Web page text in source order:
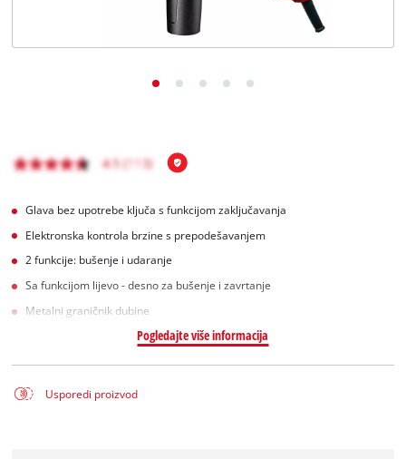
Glava bez upotrebe ključa s funkcijom zaključavanja
Elektronska kontrola brzine s prepodešavanjem
2 funkcije: bušenje i udaranje
Sa funkcijom lijevo - desno za bušenje i zavrtanje
Metalni graničnik dubine
Pogledajte više informacija
Usporedi proizvod